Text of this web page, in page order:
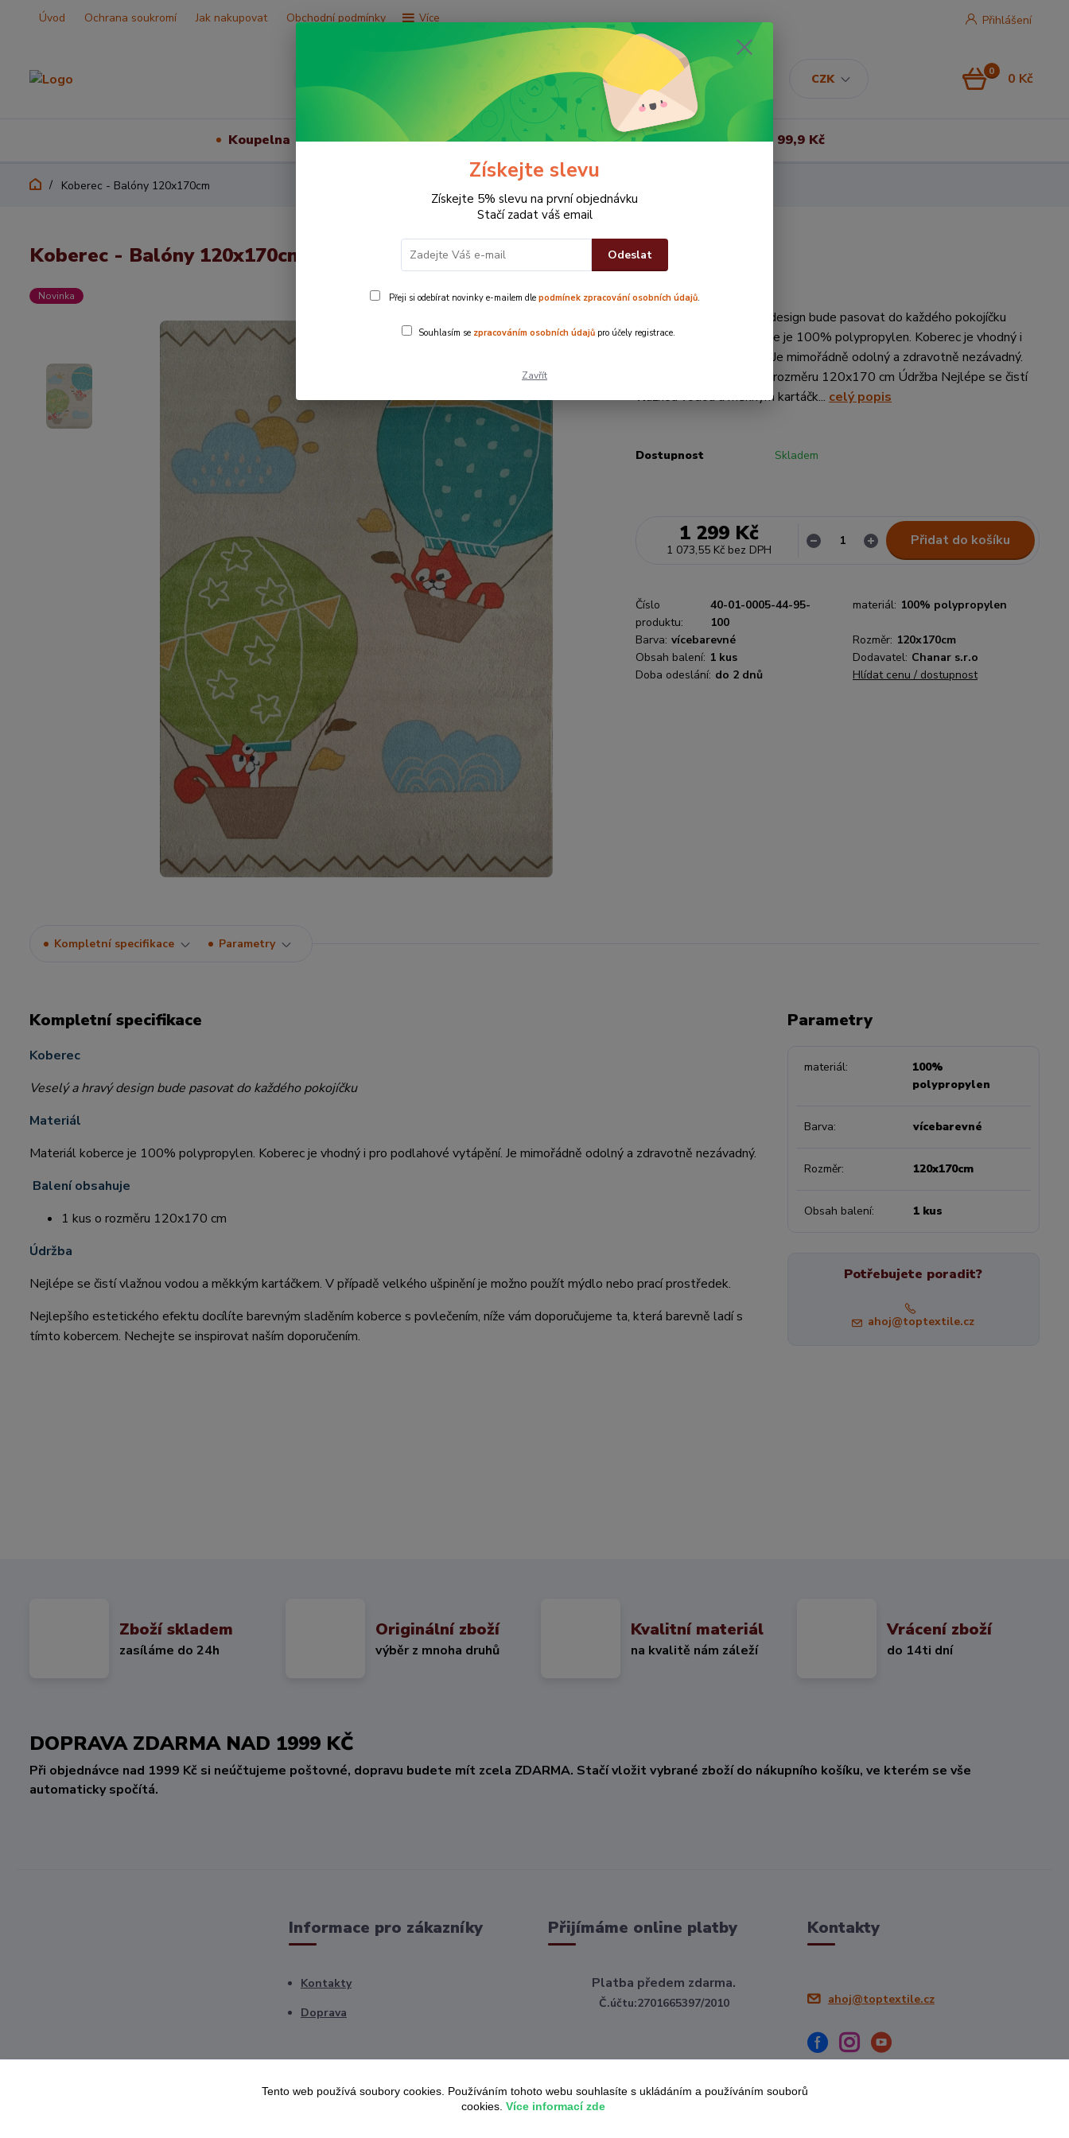
Úvod Ochrana soukromí Jak nakupovat Obchodní podmínky Více
CZK
Přihlášení
0 0 Kč
Koupelna Vše za 9,9 Kč Vše za 29,9 Kč Vše za 79,9 Kč Vše za 99,9 Kč
Koberec - Balóny 120x170cm
Koberec - Balóny 120x170cm
Novinka
Koberec Veselý a hravý design bude pasovat do každého pokojíčku
Materiál Materiál koberce je 100% polypropylen. Koberec je vhodný i
pro podlahové vytápění. Je mimořádně odolný a zdravotně nezávadný.
Balení obsahuje 1 kus o rozměru 120x170 cm Údržba Nejlépe se čistí
vlažnou vodou a měkkým kartáčk... celý popis
Dostupnost Skladem
1 299 Kč
1 073,55 Kč bez DPH
Přidat do košíku
Číslo
produktu:
40-01-0005-44-95-
100
materiál: 100% polypropylen
Barva: vícebarevné Rozměr: 120x170cm
Obsah balení: 1 kus Dodavatel: Chanar s.r.o
Doba odeslání: do 2 dnů Hlídat cenu / dostupnost
Kompletní specifikace Parametry
Kompletní specifikace
Koberec
Veselý a hravý design bude pasovat do každého pokojíčku
Materiál
Materiál koberce je 100% polypropylen. Koberec je vhodný i pro podlahové vytápění. Je mimořádně odolný a zdravotně nezávadný.
Balení obsahuje
1 kus o rozměru 120x170 cm
Údržba
Nejlépe se čistí vlažnou vodou a měkkým kartáčkem. V případě velkého ušpinění je možno použít mýdlo nebo prací prostředek.
Nejlepšího estetického efektu docílíte barevným sladěním koberce s povlečením, níže vám doporučujeme ta, která barevně ladí s
tímto kobercem. Nechejte se inspirovat naším doporučením.
Parametry
materiál
100%
polypropylen
Barva vícebarevné
Rozměr 120x170cm
Obsah balení 1 kus
Potřebujete poradit?
ahoj@toptextile.cz
Zboží skladem
zasíláme do 24h
Originální zboží
výběr z mnoha druhů
Kvalitní materiál
na kvalitě nám záleží
Vrácení zboží
do 14ti dní
DOPRAVA ZDARMA NAD 1999 KČ
Při objednávce nad 1999 Kč si neúčtujeme poštovné, dopravu budete mít zcela ZDARMA. Stačí vložit vybrané zboží do nákupního košíku, ve kterém se vše
automaticky spočítá.
Informace pro zákazníky
Kontakty
Doprava
Přijímáme online platby
Platba předem zdarma.
Č.účtu:2701665397/2010
Kontakty
ahoj@toptextile.cz
Získejte slevu
Získejte 5% slevu na první objednávku
Stačí zadat váš email
Odeslat
Přeji si odebírat novinky e-mailem dle podmínek zpracování osobních údajů.
Souhlasím se zpracováním osobních údajů pro účely registrace.
Zavřít
Tento web používá soubory cookies. Používáním tohoto webu souhlasíte s ukládáním a používáním souborů
cookies. Více informací zde